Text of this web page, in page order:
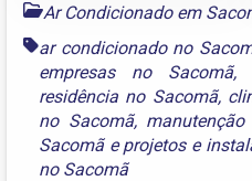
Ar Condicionado em
ar condicionado no
empresas no Sacomã,
residência no Sacomã,
no Sacomã,
Sacomãeprojetos e
no Sacomã